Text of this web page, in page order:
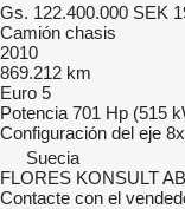
Gs. 122.400.000 SEK
Camión chasis
2010
869.212 km
Euro 5
Potencia 701 Hp (515
Configuración del eje
Suecia
FLORES KONSULT AB
Contacte con el